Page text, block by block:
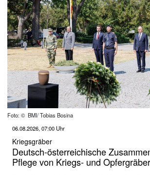
Foto: © BMI/ Tobias Bosina
06.08.2026, 07:00 Uhr
Kriegsgräber
Deutsch-österreichische
Pflege von Kriegs- und